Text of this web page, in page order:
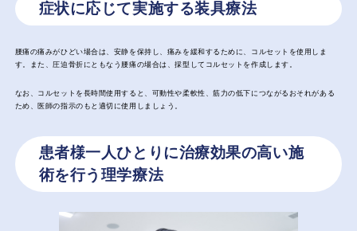
症状に応じて実施する装具療法
腰痛の痛みがひどい場合は、安静を保持し、痛みを緩和するために、コルセットを使用しま
す。また、圧迫骨折にともなう腰痛の場合は、採型してコルセットを作成します。
なお、コルセットを長時間使用すると、可動性や柔軟性、筋力の低下につながるおそれがある
ため、医師の指示のもと適切に使用しましょう。
患者様一人ひとりに治療効果の高い施
術を行う理学療法